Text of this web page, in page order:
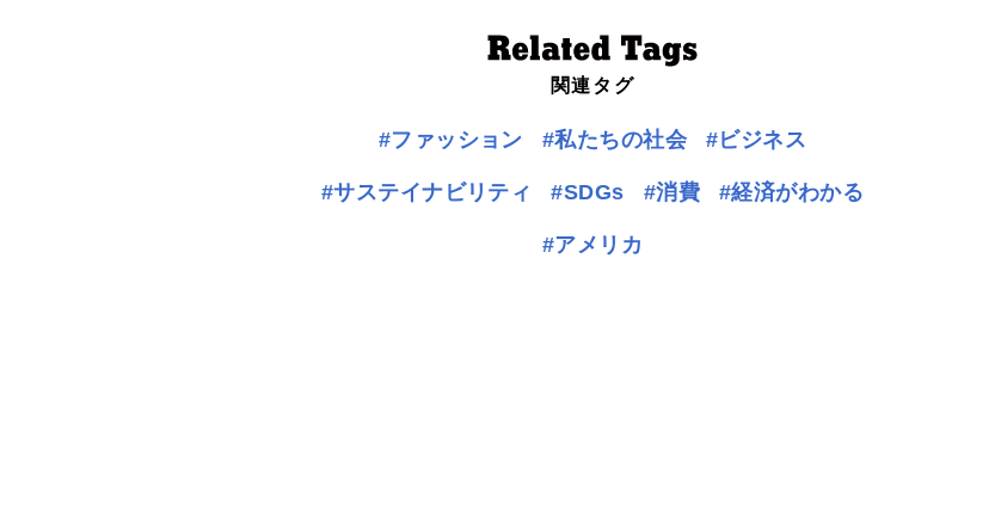
関連タグ
#ファッション #私たちの社会 #ビジネス
#サステイナビリティ #SDGs #消費 #経済がわかる
#アメリカ